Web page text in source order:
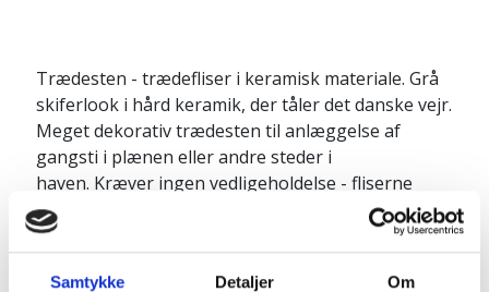
Samtykke Detaljer Om
Trædesten - trædefliser i keramisk materiale. Grå
skiferlook i hård keramik, der tåler det danske vejr.
Meget dekorativ trædesten til anlæggelse af
gangsti i plænen eller andre steder i
haven. Kræver ingen vedligeholdelse - fliserne
bliver blot kønnere med naturlig patina. Tåler
højtryksrenser, hvis trædefladerne bliver fedtede
af alger eller mosbelægning.